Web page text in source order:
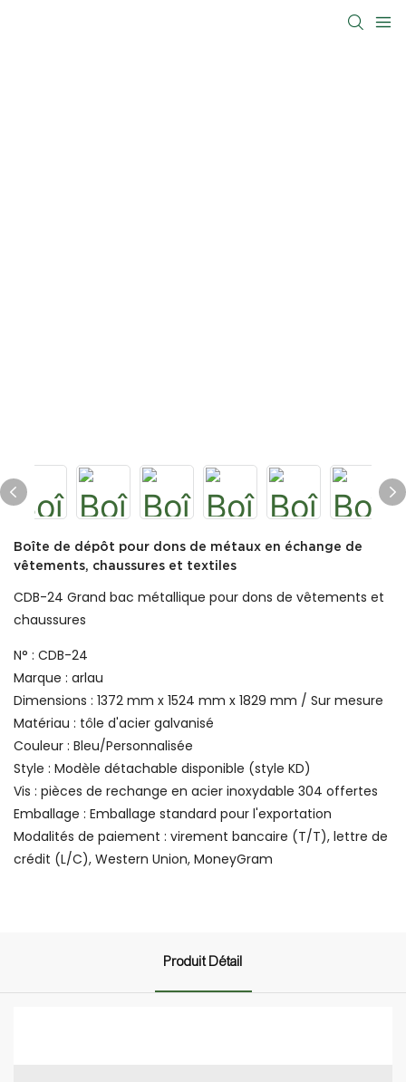
Boîte de dépôt pour dons de métaux en échange de
vêtements, chaussures et textiles
CDB-24 Grand bac métallique pour dons de vêtements et
chaussures
N° : CDB-24
Marque : arlau
Dimensions : 1372 mm x 1524 mm x 1829 mm / Sur mesure
Matériau : tôle d'acier galvanisé
Couleur : Bleu/Personnalisée
Style : Modèle détachable disponible (style KD)
Vis : pièces de rechange en acier inoxydable 304 offertes
Emballage : Emballage standard pour l'exportation
Modalités de paiement : virement bancaire (T/T), lettre de
crédit (L/C), Western Union, MoneyGram
Produit Détail